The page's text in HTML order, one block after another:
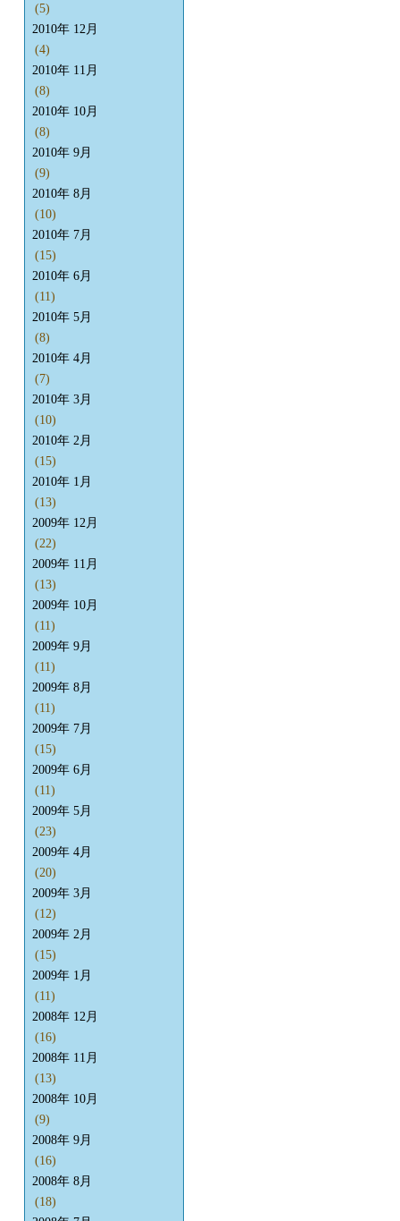
(5)
2010年 12月
(4)
2010年 11月
(8)
2010年 10月
(8)
2010年 9月
(9)
2010年 8月
(10)
2010年 7月
(15)
2010年 6月
(11)
2010年 5月
(8)
2010年 4月
(7)
2010年 3月
(10)
2010年 2月
(15)
2010年 1月
(13)
2009年 12月
(22)
2009年 11月
(13)
2009年 10月
(11)
2009年 9月
(11)
2009年 8月
(11)
2009年 7月
(15)
2009年 6月
(11)
2009年 5月
(23)
2009年 4月
(20)
2009年 3月
(12)
2009年 2月
(15)
2009年 1月
(11)
2008年 12月
(16)
2008年 11月
(13)
2008年 10月
(9)
2008年 9月
(16)
2008年 8月
(18)